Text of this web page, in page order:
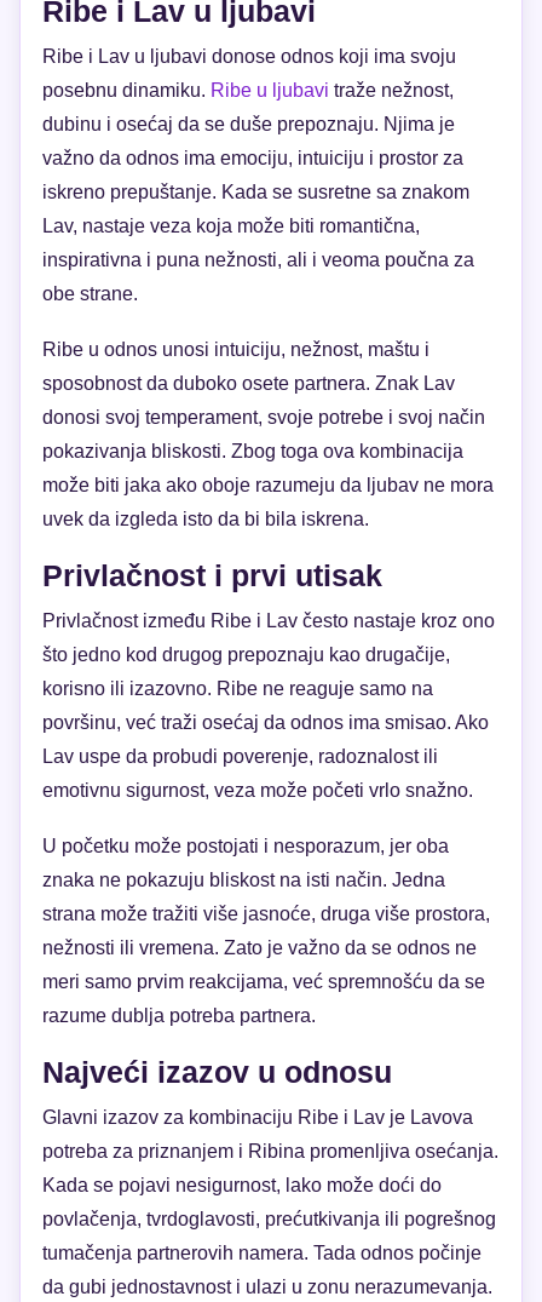
Ribe i Lav u ljubavi
Ribe i Lav u ljubavi donose odnos koji ima svoju
posebnu dinamiku. Ribe u ljubavi traže nežnost,
dubinu i osećaj da se duše prepoznaju. Njima je
važno da odnos ima emociju, intuiciju i prostor za
iskreno prepuštanje. Kada se susretne sa znakom
Lav, nastaje veza koja može biti romantična,
inspirativna i puna nežnosti, ali i veoma poučna za
obe strane.
Ribe u odnos unosi intuiciju, nežnost, maštu i
sposobnost da duboko osete partnera. Znak Lav
donosi svoj temperament, svoje potrebe i svoj način
pokazivanja bliskosti. Zbog toga ova kombinacija
može biti jaka ako oboje razumeju da ljubav ne mora
uvek da izgleda isto da bi bila iskrena.
Privlačnost i prvi utisak
Privlačnost između Ribe i Lav često nastaje kroz ono
što jedno kod drugog prepoznaju kao drugačije,
korisno ili izazovno. Ribe ne reaguje samo na
površinu, već traži osećaj da odnos ima smisao. Ako
Lav uspe da probudi poverenje, radoznalost ili
emotivnu sigurnost, veza može početi vrlo snažno.
U početku može postojati i nesporazum, jer oba
znaka ne pokazuju bliskost na isti način. Jedna
strana može tražiti više jasnoće, druga više prostora,
nežnosti ili vremena. Zato je važno da se odnos ne
meri samo prvim reakcijama, već spremnošću da se
razume dublja potreba partnera.
Najveći izazov u odnosu
Glavni izazov za kombinaciju Ribe i Lav je Lavova
potreba za priznanjem i Ribina promenljiva osećanja.
Kada se pojavi nesigurnost, lako može doći do
povlačenja, tvrdoglavosti, prećutkivanja ili pogrešnog
tumačenja partnerovih namera. Tada odnos počinje
da gubi jednostavnost i ulazi u zonu nerazumevanja.